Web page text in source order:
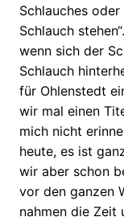
Schlauches
Schlauch
wenn sich der
Schlauch
für Ohlenstedt
wir mal einen
mich nicht
heute, es ist
wir aber schon
vor den ganzen
nahmen die Zeit